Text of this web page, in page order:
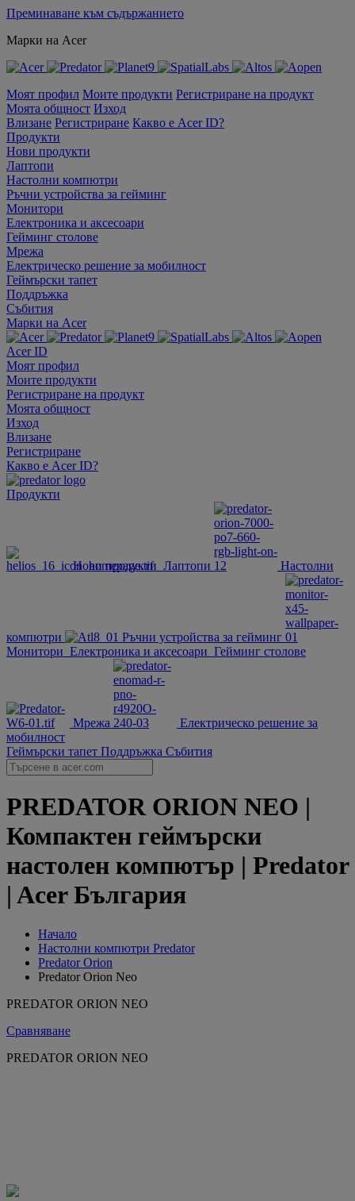
Преминаване към съдържанието
Марки на Acer
Моят профил Моите продукти Регистриране на продукт
Моята общност Изход
Влизане Регистриране Какво е Acer ID?
Продукти
Нови продукти
Лаптопи
Настолни компютри
Ръчни устройства за гейминг
Монитори
Електроника и аксесоари
Гейминг столове
Мрежа
Електрическо решение за мобилност
Геймърски тапет
Поддръжка
Събития
Марки на Acer
Acer ID
Моят профил
Моите продукти
Регистриране на продукт
Моята общност
Изход
Влизане
Регистриране
Какво е Acer ID?
Продукти
Нови продукти Лаптопи Настолни
компютри
Ръчни устройства за гейминг
Монитори Електроника и аксесоари Гейминг столове
Мрежа
Електрическо решение за
мобилност
Геймърски тапет Поддръжка Събития
PREDATOR ORION NEO |
Компактен геймърски
настолен компютър | Predator
| Acer България
Начало
Настолни компютри Predator
Predator Orion
Predator Orion Neo
PREDATOR ORION NEO
Сравняване
PREDATOR ORION NEO